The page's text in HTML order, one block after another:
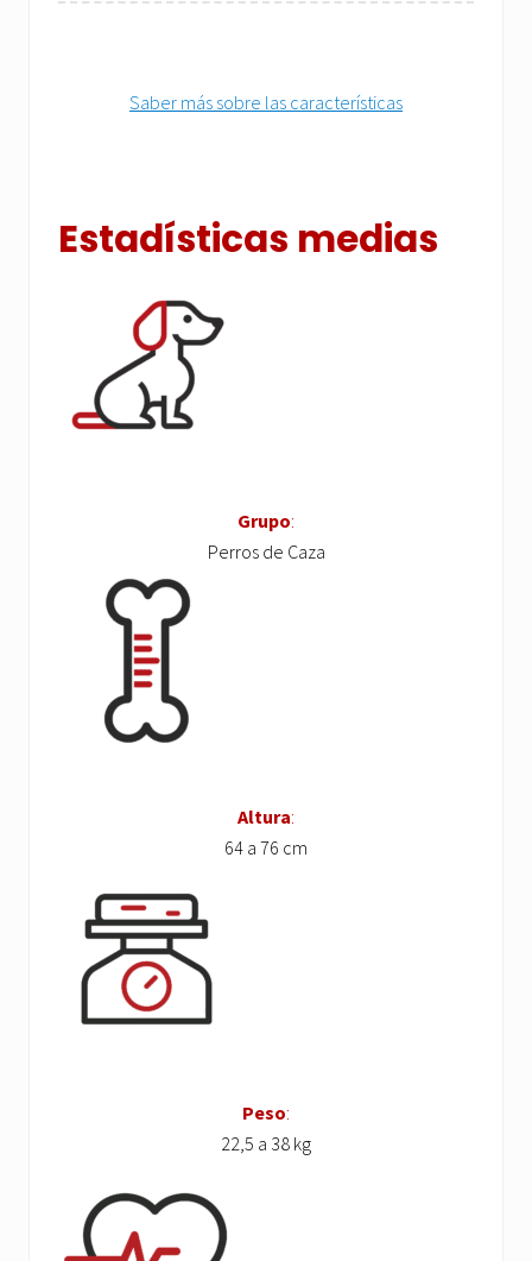
Saber más sobre las características
Estadísticas medias
Grupo:
Perros de Caza
Altura:
64 a 76 cm
Peso:
22,5 a 38 kg